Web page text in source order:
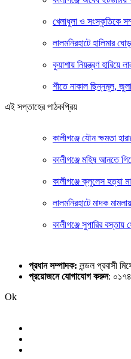
খেলাধুলা ও সংস্কৃতিকে
লালমনিরহাটে হালিমার
কুয়াশায় নিয়ন্ত্রণ হারিয়ে
শীতে নাকাল ছিন্নমূল,
এই সপ্তাহের পাঠকপ্রিয়
কালীগঞ্জে যৌন ক্ষমতা
কালীগঞ্জে মহিষ আনতে
কালীগঞ্জে ক্লুলেস হত্যা
লালমনিরহাটে মাদক
কালীগঞ্জে সুপারির
প্রধান সম্পাদক: লন্ডল প্রবাসী
প্রয়োজনে যোগাযোগ করুন:
Ok